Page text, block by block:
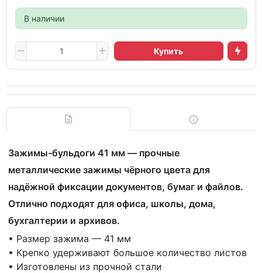
В наличии
Купить
Зажимы-бульдоги 41 мм — прочные
металлические зажимы чёрного цвета для
надёжной фиксации документов, бумаг и файлов.
Отлично подходят для офиса, школы, дома,
бухгалтерии и архивов.
• Размер зажима — 41 мм
• Крепко удерживают большое количество листов
• Изготовлены из прочной стали